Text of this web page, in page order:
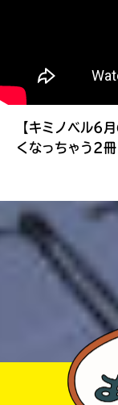
【キミノベル6
くなっちゃう2冊